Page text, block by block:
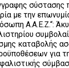
σύστασης
με την
Α.Α.Ε.Ζ.“:
καταβολής
για